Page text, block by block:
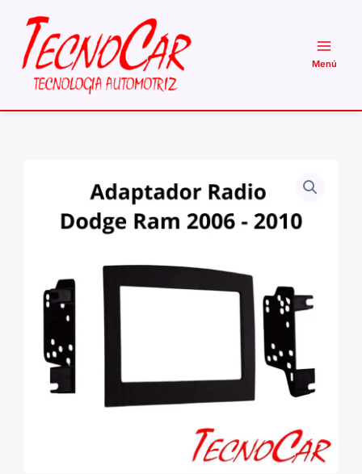
contenido
Dodge
2010
cantidad